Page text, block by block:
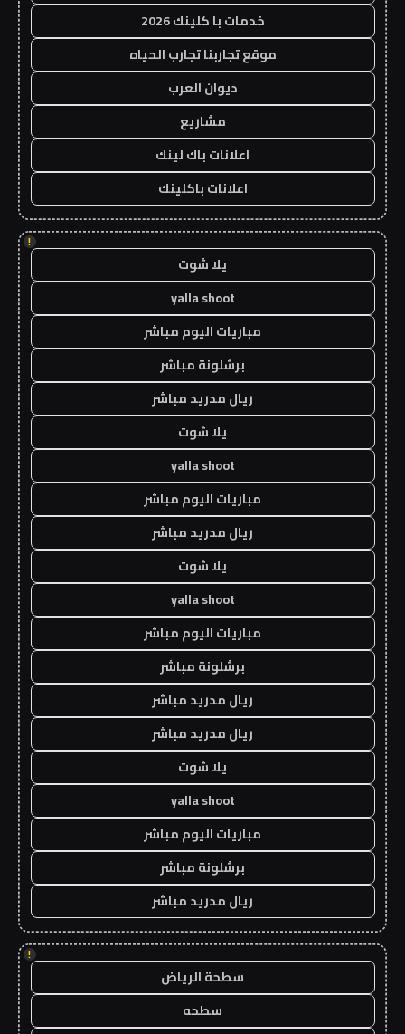
خدمات با كلينك 2026
موقع تجاربنا تجارب الحياه
ديوان العرب
مشاريع
اعلانات باك لينك
اعلانات باكلينك
!
يلا شوت
yalla shoot
مباريات اليوم مباشر
برشلونة مباشر
ريال مدريد مباشر
يلا شوت
yalla shoot
مباريات اليوم مباشر
ريال مدريد مباشر
يلا شوت
yalla shoot
مباريات اليوم مباشر
برشلونة مباشر
ريال مدريد مباشر
ريال مدريد مباشر
يلا شوت
yalla shoot
مباريات اليوم مباشر
برشلونة مباشر
ريال مدريد مباشر
!
سطحة الرياض
سطحه